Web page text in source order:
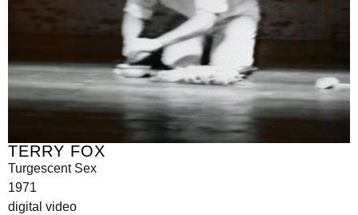
TERRY FOX
Turgescent Sex
1971
digital video